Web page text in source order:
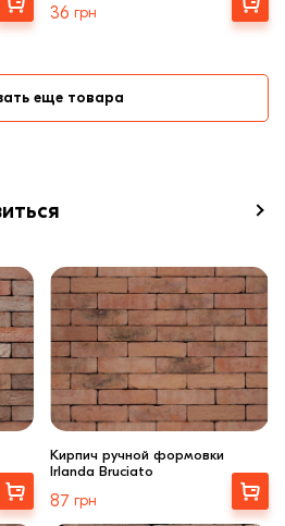
36 грн
Показать еще товара
Кирпич ручной формовки
Irlanda Bruciato
87 грн
Выбрать